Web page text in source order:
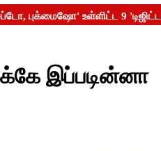
இப்படின்னா